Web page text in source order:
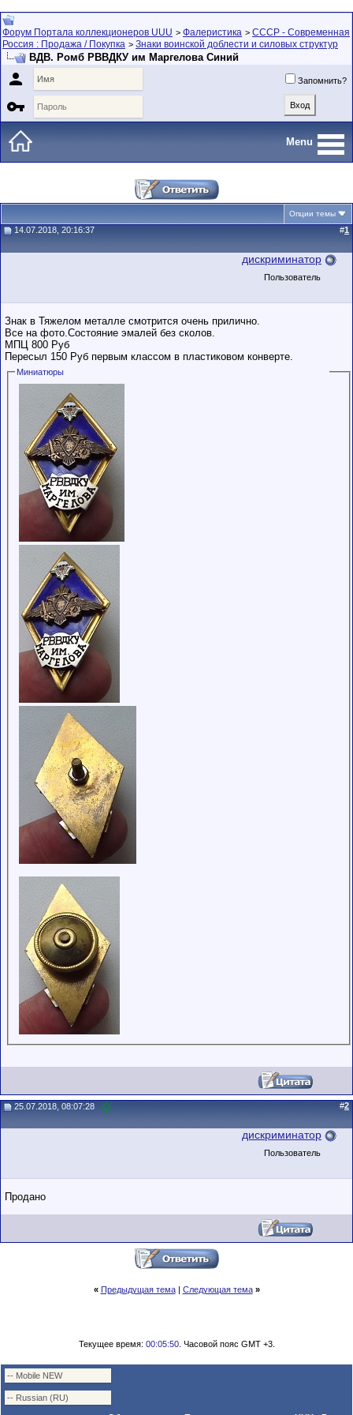
Форум Портала коллекционеров UUU > Фалеристика > СССР - Современная
Россия : Продажа / Покупка > Знаки воинской доблести и силовых структур
ВДВ. Ромб РВВДКУ им Маргелова Синий
 Запомнить?

Menu
Опции темы
14.07.2018, 20:16:37 #1
дискриминатор
Пользователь
Знак в Тяжелом металле смотрится очень прилично.
Все на фото.Состояние эмалей без сколов.
МПЦ 800 Руб
Пересыл 150 Руб первым классом в пластиковом конверте.
Миниатюры
25.07.2018, 08:07:28 #2
дискриминатор
Пользователь
Продано
« Предыдущая тема| Следующая тема »
Текущее время: 00:05:50. Часовой пояс GMT +3.